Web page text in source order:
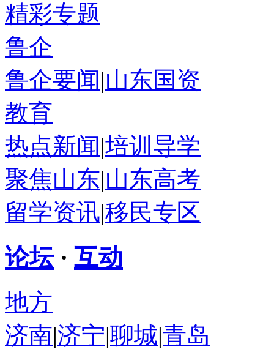
精彩专题
鲁企
鲁企要闻|山东国资
教育
热点新闻|培训导学
聚焦山东|山东高考
留学资讯|移民专区
论坛· 互动
地方
济南|济宁|聊城|青岛